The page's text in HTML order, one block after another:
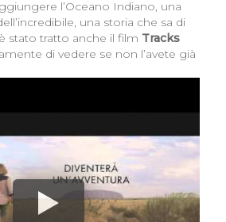
l’Oceano Indiano, una
una storia che sa di
stato tratto anche il film Tracks
di vedere se non l’avete già